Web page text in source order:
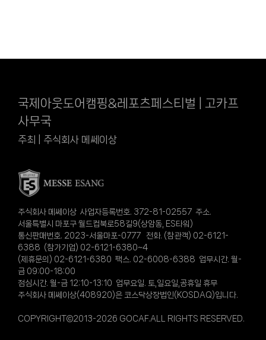
국제아웃도어캠핑&레포츠페스티벌 | 고카프
사무국
주최 | 주식회사 메쎄이상
주식회사 메쎄이상 사업자등록번호. 372-81-02557 주소.
서울특별시 마포구 월드컵북로58길9(상암동, ES타워)
통신판매번호. 2023-서울마포-0777 전화. (참관객) 02-6121-
6388 (참가기업) 02-6121-6380~4
(제휴문의) 02-6121-6380 팩스. 02-6008-6388 업무시간. 월-
금 09:00-18:00
점심시간. 월-금 12:10-13:10 업무요일. 토,일요일,공휴일 휴무
주식회사 메쎄이상(408920)은 코스닥상장법인(KOSDAQ)입니다.
COPYRIGHT©2013-2026 GOCAF.ALL RIGHTS RESERVED.